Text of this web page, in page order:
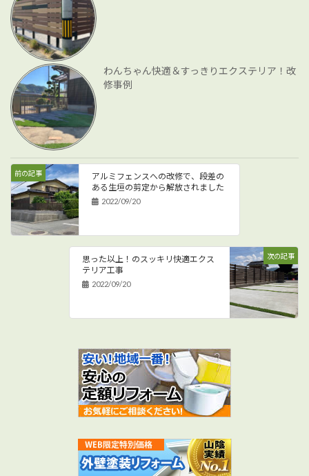
わんちゃん快適＆すっきりエクステリア！改
修事例
前の記事
アルミフェンスへの改修で、段差の
ある生垣の剪定から解放されました
2022/09/20
次の記事
思った以上！のスッキリ快適エクス
テリア工事
2022/09/20